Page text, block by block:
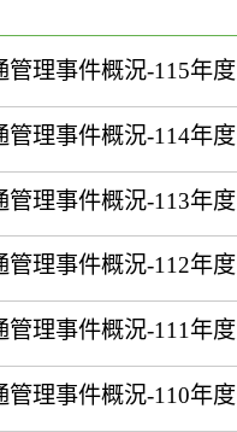
管理事件概況-115年度
管理事件概況-114年度
管理事件概況-113年度
管理事件概況-112年度
管理事件概況-111年度
管理事件概況-110年度